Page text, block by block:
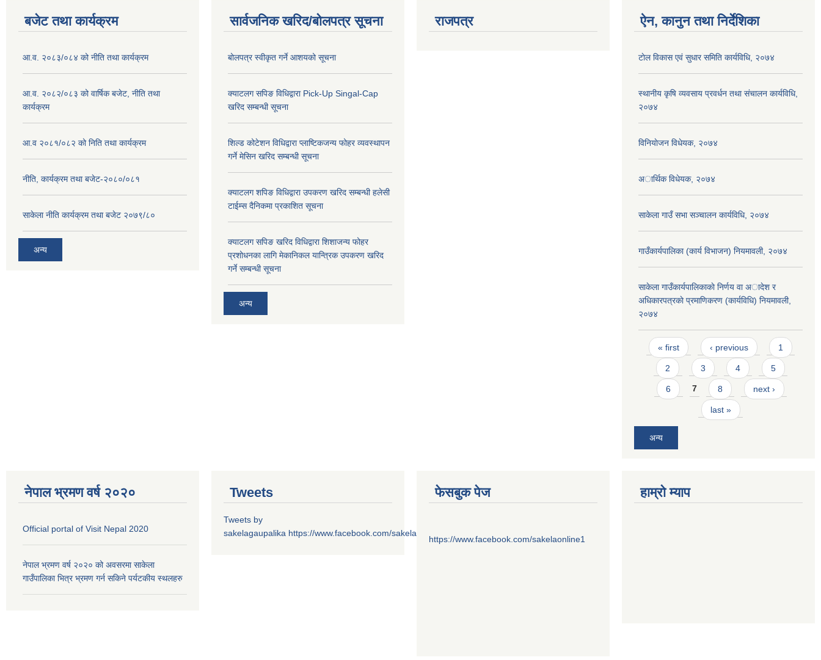
बजेट तथा कार्यक्रम
आ.व. २०८३/०८४ को नीति तथा कार्यक्रम
आ.व. २०८२/०८३ को वार्षिक बजेट, नीति तथा
कार्यक्रम
आ.व २०८१/०८२ को निति तथा कार्यक्रम
नीति, कार्यक्रम तथा बजेट-२०८०/०८१
साकेला नीति कार्यक्रम तथा बजेट २०७९/८०
अन्य
सार्वजनिक खरिद/बोलपत्र सूचना
बोलपत्र स्वीकृत गर्ने आशयको सूचना
क्याटलग सपिङ विधिद्वारा Pick-Up Singal-Cap
खरिद सम्बन्धी सूचना
शिल्ड कोटेशन विधिद्वारा प्लाष्टिकजन्य फोहर व्यवस्थापन
गर्ने मेसिन खरिद सम्बन्धी सूचना
क्याटलग शपिङ विधिद्वारा उपकरण खरिद सम्बन्धी हलेसी
टाईम्स दैनिकमा प्रकाशित सूचना
क्याटलग सपिङ खरिद विधिद्वारा शिशाजन्य फोहर
प्रशोधनका लागि मेकानिकल यान्त्रिक उपकरण खरिद
गर्ने सम्बन्धी सूचना
अन्य
राजपत्र ऐन, कानुन तथा निर्देशिका
टाेल विकास एवं सुधार समिति कार्यविधि, २०७४
स्थानीय कृषि व्यवसाय प्रवर्धन तथा संचालन कार्यविधि,
२०७४
विनियाेजन विधेयक, २०७४
अार्थिक विधेयक, २०७४
साकेला गाउँ सभा सञ्चालन कार्यविधि, २०७४
गाउँकार्यपालिका (कार्य विभाजन) नियमावली, २०७४
साकेला गाउँकार्यपालिकाकाे निर्णय वा अादेश र
अधिकारपत्रकाे प्रमाणिकरण (कार्यविधि) नियमावली,
२०७४
Pages
« first ‹ previous 1
2 3 4 5
6 7 8 next ›
last »
अन्य
नेपाल भ्रमण वर्ष २०२०
Official portal of Visit Nepal 2020
नेपाल भ्रमण वर्ष २०२० को अवसरमा साकेला
गाउँपालिका भित्र भ्रमण गर्न सकिने पर्यटकीय स्थलहरु
Tweets
Tweets by
sakelagaupalika https://www.facebook.com/sakelaonline1
फेसबुक पेज
https://www.facebook.com/sakelaonline1
हाम्राे म्याप